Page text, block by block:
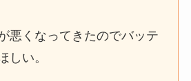
悪くなってきたのでバッテ
しい。